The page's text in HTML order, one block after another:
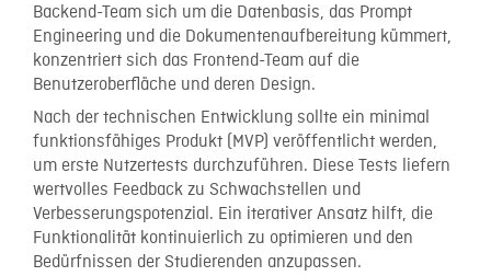
Backend-Team sich um die Datenbasis, das Prompt
Engineering und die Dokumentenaufbereitung kümmert,
konzentriert sich das Frontend-Team auf die
Benutzeroberfläche und deren Design.
Nach der technischen Entwicklung sollte ein minimal
funktionsfähiges Produkt (MVP) veröffentlicht werden,
um erste Nutzertests durchzuführen. Diese Tests liefern
wertvolles Feedback zu Schwachstellen und
Verbesserungspotenzial. Ein iterativer Ansatz hilft, die
Funktionalität kontinuierlich zu optimieren und den
Bedürfnissen der Studierenden anzupassen.